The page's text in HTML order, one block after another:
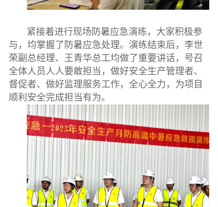
紧接着进行现场防暑应急演练，大家积极参
与，均掌握了防暑应急处理。演练结束后，李世
荣副总经理、王青华总工均做了重要讲话，号召
全体人员人人要敢担当，做好安全生产管理者、
督促者、做好监理服务工作，全心全力，为项目
顺利安全完成担当有为。